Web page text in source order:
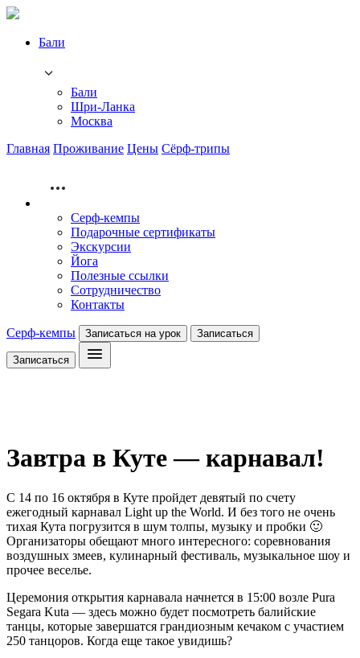
Бали
Бали
Шри-Ланка
Москва
Главная Проживание Цены Сёрф-трипы
Серф-кемпы
Подарочные сертификаты
Экскурсии
Йога
Полезные ссылки
Сотрудничество
Контакты
Серф-кемпы Записаться на урок Записаться
Записаться
Завтра в Куте — карнавал!
С 14 по 16 октября в Куте пройдет девятый по счету
ежегодный карнавал Light up the World. И без того не очень
тихая Кута погрузится в шум толпы, музыку и пробки 🙂
Организаторы обещают много интересного: соревнования
воздушных змеев, кулинарный фестиваль, музыкальное шоу и
прочее веселье.
Церемония открытия карнавала начнется в 15:00 возле Pura
Segara Kuta — здесь можно будет посмотреть балийские
танцы, которые завершатся грандиозным кечаком с участием
250 танцоров. Когда еще такое увидишь?